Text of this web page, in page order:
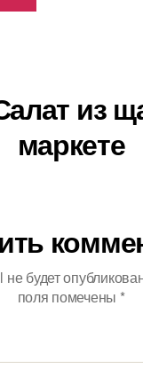
из
маркете
будет
поля помечены *